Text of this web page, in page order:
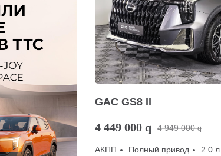
GAC GS8 II
4 449 000 q 4 949 000 q
АКПП Полный привод 2.0 л.